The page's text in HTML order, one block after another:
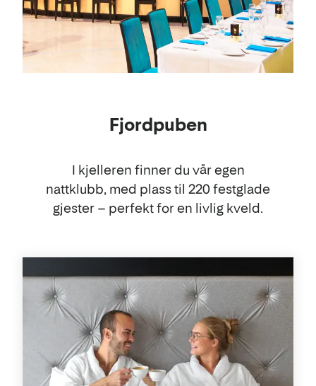
Fjordpuben
I kjelleren finner du vår egen
nattklubb, med plass til 220 festglade
gjester – perfekt for en livlig kveld.